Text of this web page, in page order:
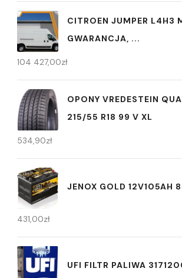
CITROEN JUMPER L4H3
GWARANCJA, ...
104 427,00zł
OPONY VREDESTEIN
215/55 R18 99 V XL
534,90zł
JENOX GOLD 12V105AH
431,00zł
UFI FILTR PALIWA